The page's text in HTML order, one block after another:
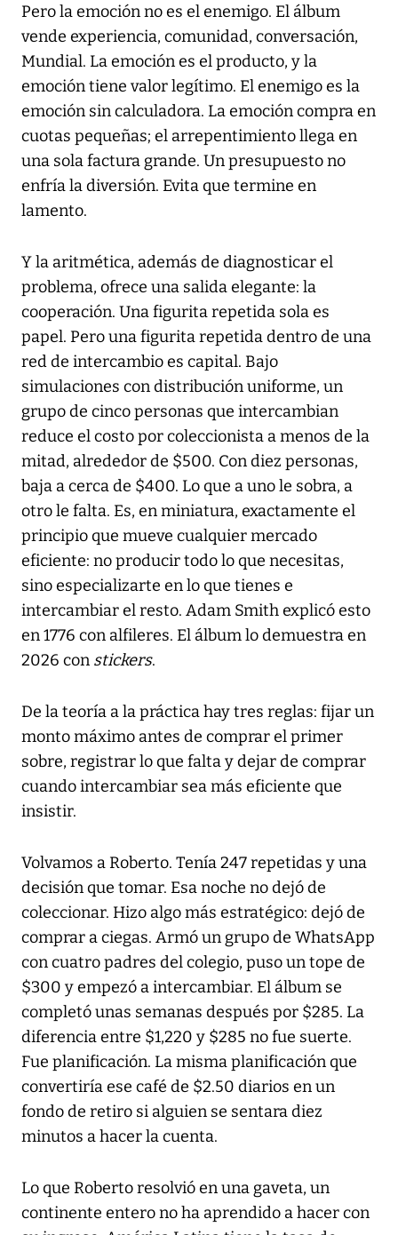
Pero la emoción no es el enemigo. El álbum
vende experiencia, comunidad, conversación,
Mundial. La emoción es el producto, y la
emoción tiene valor legítimo. El enemigo es la
emoción sin calculadora. La emoción compra en
cuotas pequeñas; el arrepentimiento llega en
una sola factura grande. Un presupuesto no
enfría la diversión. Evita que termine en
lamento.
Y la aritmética, además de diagnosticar el
problema, ofrece una salida elegante: la
cooperación. Una figurita repetida sola es
papel. Pero una figurita repetida dentro de una
red de intercambio es capital. Bajo
simulaciones con distribución uniforme, un
grupo de cinco personas que intercambian
reduce el costo por coleccionista a menos de la
mitad, alrededor de $500. Con diez personas,
baja a cerca de $400. Lo que a uno le sobra, a
otro le falta. Es, en miniatura, exactamente el
principio que mueve cualquier mercado
eficiente: no producir todo lo que necesitas,
sino especializarte en lo que tienes e
intercambiar el resto. Adam Smith explicó esto
en 1776 con alfileres. El álbum lo demuestra en
2026 con stickers.
De la teoría a la práctica hay tres reglas: fijar un
monto máximo antes de comprar el primer
sobre, registrar lo que falta y dejar de comprar
cuando intercambiar sea más eficiente que
insistir.
Volvamos a Roberto. Tenía 247 repetidas y una
decisión que tomar. Esa noche no dejó de
coleccionar. Hizo algo más estratégico: dejó de
comprar a ciegas. Armó un grupo de WhatsApp
con cuatro padres del colegio, puso un tope de
$300 y empezó a intercambiar. El álbum se
completó unas semanas después por $285. La
diferencia entre $1,220 y $285 no fue suerte.
Fue planificación. La misma planificación que
convertiría ese café de $2.50 diarios en un
fondo de retiro si alguien se sentara diez
minutos a hacer la cuenta.
Lo que Roberto resolvió en una gaveta, un
continente entero no ha aprendido a hacer con